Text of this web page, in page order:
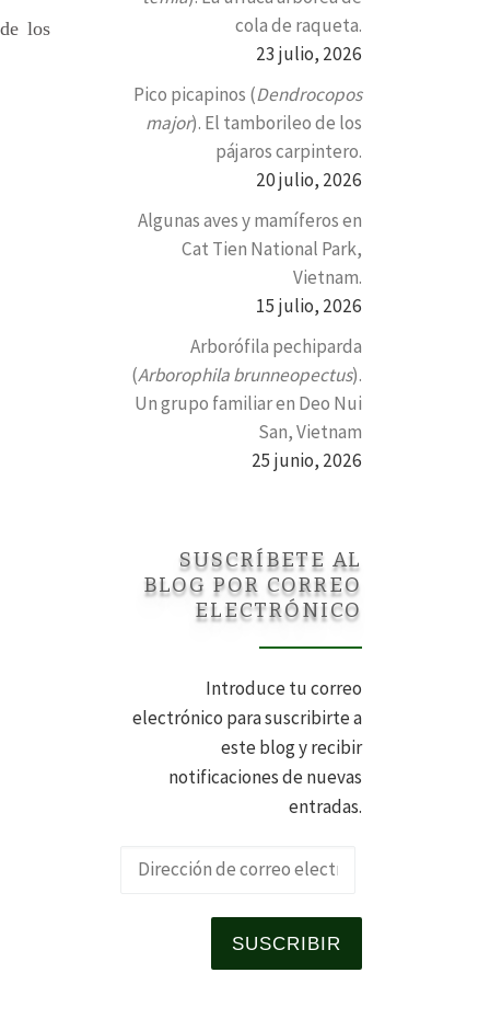
los
cola de raqueta.
23 julio, 2026
Pico picapinos (Dendrocopos
major). El tamborileo de los
pájaros carpintero.
20 julio, 2026
Algunas aves y mamíferos en
Cat Tien National Park,
Vietnam.
15 julio, 2026
Arborófila pechiparda
(Arborophila brunneopectus).
Un grupo familiar en Deo Nui
San, Vietnam
25 junio, 2026
SUSCRÍBETE AL
BLOG POR CORREO
ELECTRÓNICO
Introduce tu correo
electrónico para suscribirte a
este blog y recibir
notificaciones de nuevas
entradas.
SUSCRIBIR